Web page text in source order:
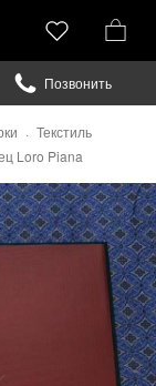
Текстиль
Loro Piana
Позвонить